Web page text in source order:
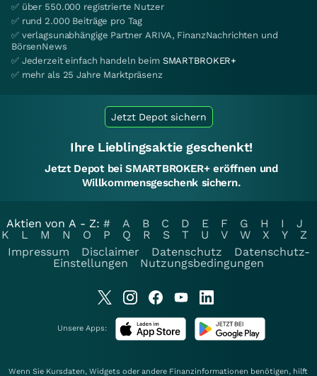
✅ über 550.000 registrierte Nutzer
✅ rund 2.000 Beiträge pro Tag
✅ verlagsunabhängige Partner ARIVA, FinanzNachrichten und
BörsenNews
✅ Jederzeit einfach handeln beim SMARTBROKER+
✅ mehr als 25 Jahre Marktpräsenz
Jetzt Depot sichern
Ihre Lieblingsaktie geschenkt!
Jetzt Depot bei SMARTBROKER+ eröffnen und
Willkommensgeschenk sichern.
Aktien von A - Z: # A B C D E F G H I
J
K
L M N O P Q R S T U V W X Y
Z
Impressum
Disclaimer Datenschutz
Datenschutz-
Einstellungen
Nutzungsbedingungen
Unsere Apps:
Wenn Sie Kursdaten, Widgets oder andere Finanzinformationen benötigen, hilft